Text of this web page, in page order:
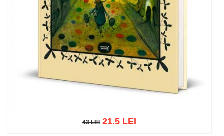
43 LEI
43 LEI 21.5 LEI